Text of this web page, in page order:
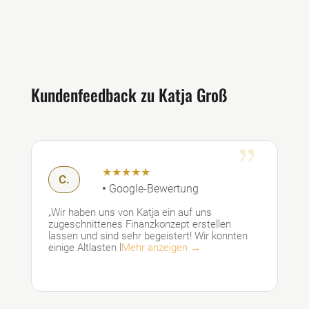
Kundenfeedback zu Katja Groß
{
C.
★★★★★
• Google-Bewertung
„Wir haben uns von Katja ein auf uns
zugeschnittenes Finanzkonzept erstellen
lassen und sind sehr begeistert! Wir konnten
einige Altlasten l Mehr anzeigen →